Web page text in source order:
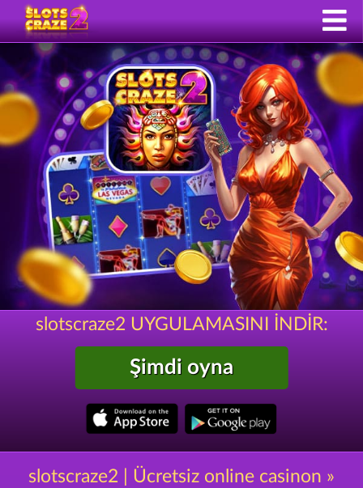
slotscraze2 UYGULAMASINI İNDİR:
Şimdi oyna
slotscraze2 | Ücretsiz online casinon »